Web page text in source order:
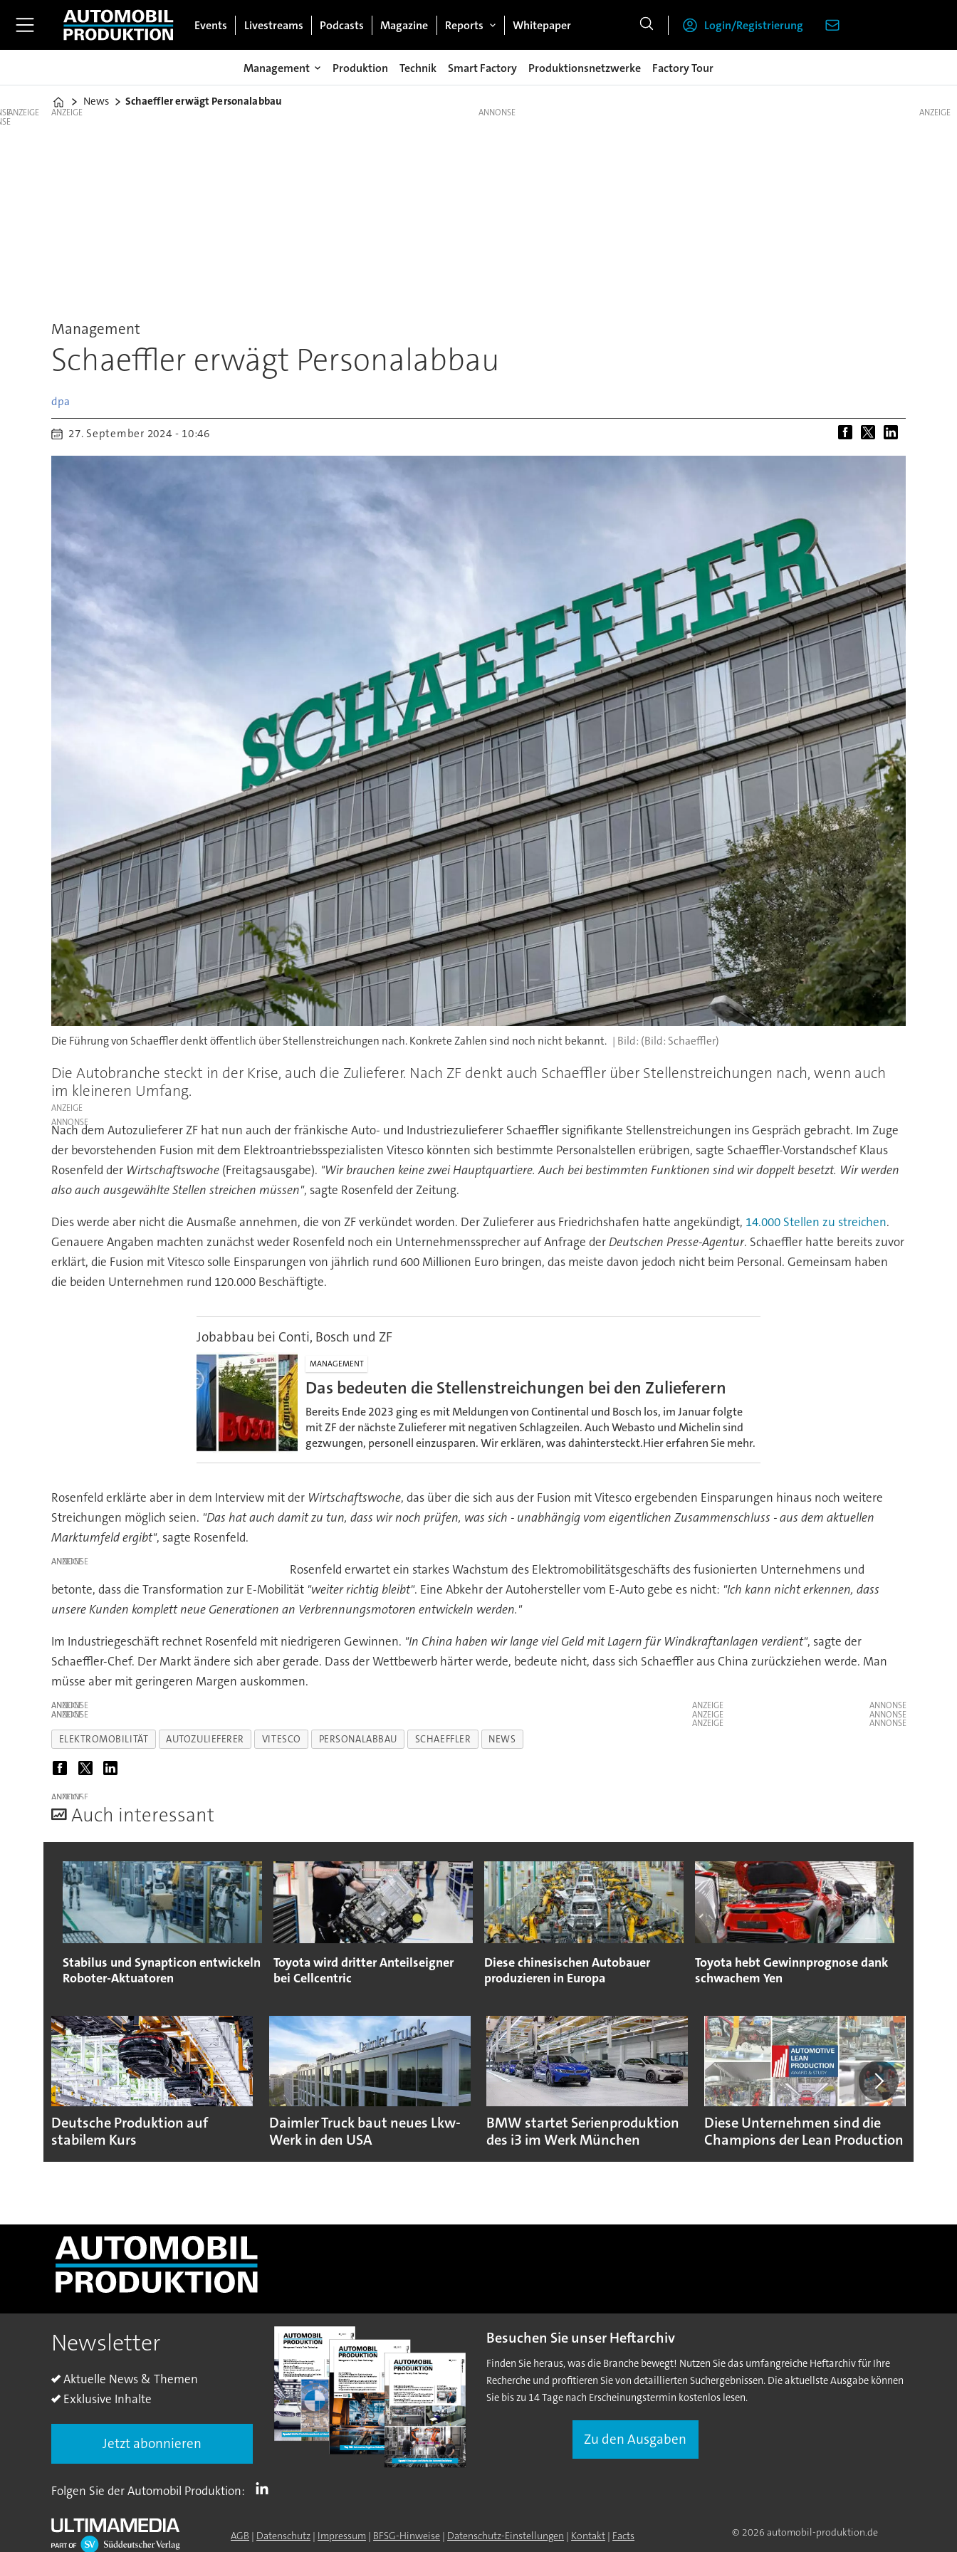
Events Livestreams Podcasts Magazine Reports Whitepaper Login/Registrierung
Management Produktion Technik Smart Factory Produktionsnetzwerke Factory Tour
Home
News Schaeffler erwägt Personalabbau
ANZEIGE ANZEIGE
Management
Schaeffler erwägt Personalabbau
dpa
27. September 2024 - 10:46
Die Führung von Schaeffler denkt öffentlich über Stellenstreichungen nach. Konkrete Zahlen sind noch nicht bekannt. (Bild: Schaeffler)
Die Autobranche steckt in der Krise, auch die Zulieferer. Nach ZF denkt auch Schaeffler über Stellenstreichungen nach, wenn auch
im kleineren Umfang.
ANZEIGE
Nach dem Autozulieferer ZF hat nun auch der fränkische Auto- und Industriezulieferer Schaeffler signifikante Stellenstreichungen ins Gespräch gebracht. Im Zuge
der bevorstehenden Fusion mit dem Elektroantriebsspezialisten Vitesco könnten sich bestimmte Personalstellen erübrigen, sagte Schaeffler-Vorstandschef Klaus
Rosenfeld der Wirtschaftswoche(Freitagsausgabe). "Wir brauchen keine zwei Hauptquartiere. Auch bei bestimmten Funktionen sind wir doppelt besetzt. Wir werden
also auch ausgewählte Stellen streichen müssen", sagte Rosenfeld der Zeitung.
Dies werde aber nicht die Ausmaße annehmen, die von ZF verkündet worden. Der Zulieferer aus Friedrichshafen hatte angekündigt, 14.000 Stellen zu streichen.
Genauere Angaben machten zunächst weder Rosenfeld noch ein Unternehmenssprecher auf Anfrage derDeutschen Presse-Agentur. Schaeffler hatte bereits zuvor
erklärt, die Fusion mit Vitesco solle Einsparungen von jährlich rund 600 Millionen Euro bringen, das meiste davon jedoch nicht beim Personal. Gemeinsam haben
die beiden Unternehmen rund 120.000 Beschäftigte.
Jobabbau bei Conti, Bosch und ZF
MANAGEMENT
Das bedeuten die Stellenstreichungen bei den Zulieferern
Bereits Ende 2023 ging es mit Meldungen von Continental und Bosch los, im Januar folgte
mit ZF der nächste Zulieferer mit negativen Schlagzeilen. Auch Webasto und Michelin sind
gezwungen, personell einzusparen. Wir erklären, was dahintersteckt.Hier erfahren Sie mehr.
Rosenfeld erklärte aber in dem Interview mit der Wirtschaftswoche, das über die sich aus der Fusion mit Vitesco ergebenden Einsparungen hinaus noch weitere
Streichungen möglich seien. "Das hat auch damit zu tun, dass wir noch prüfen, was sich - unabhängig vom eigentlichen Zusammenschluss - aus dem aktuellen
Marktumfeld ergibt", sagte Rosenfeld.
ANZEIGE
Rosenfeld erwartet ein starkes Wachstum des Elektromobilitätsgeschäfts des fusionierten Unternehmens und
betonte, dass die Transformation zur E-Mobilität "weiter richtig bleibt". Eine Abkehr der Autohersteller vom E-Auto gebe es nicht: "Ich kann nicht erkennen, dass
unsere Kunden komplett neue Generationen an Verbrennungsmotoren entwickeln werden."
Im Industriegeschäft rechnet Rosenfeld mit niedrigeren Gewinnen. "In China haben wir lange viel Geld mit Lagern für Windkraftanlagen verdient", sagte der
Schaeffler-Chef. Der Markt ändere sich aber gerade. Dass der Wettbewerb härter werde, bedeute nicht, dass sich Schaeffler aus China zurückziehen werde. Man
müsse aber mit geringeren Margen auskommen.
ANZEIGE
ANZEIGE
ANZEIGE
ANZEIGE
ANZEIGE
ELEKTROMOBILITÄT AUTOZULIEFERER VITESCO PERSONALABBAU SCHAEFFLER NEWS
ANZEIGE
Auch interessant
Stabilus und Synapticon entwickeln
Roboter-Aktuatoren
Toyota wird dritter Anteilseigner
bei Cellcentric
Diese chinesischen Autobauer
produzieren in Europa
Toyota hebt Gewinnprognose dank
schwachem Yen
Deutsche Produktion auf
stabilem Kurs
Daimler Truck baut neues Lkw-
Werk in den USA
BMW startet Serienproduktion
des i3 im Werk München
Diese Unternehmen sind die
Champions der Lean Production
ANZEIGE
Newsletter
Aktuelle News & Themen
Exklusive Inhalte
Jetzt abonnieren
Besuchen Sie unser Heftarchiv
Finden Sie heraus, was die Branche bewegt! Nutzen Sie das umfangreiche Heftarchiv für Ihre
Recherche und profitieren Sie von detaillierten Suchergebnissen. Die aktuellste Ausgabe können
Sie bis zu 14 Tage nach Erscheinungstermin kostenlos lesen.
Zu den Ausgaben
Folgen Sie der Automobil Produktion:
AGB | Datenschutz | Impressum | BFSG-Hinweise | Datenschutz-Einstellungen | Kontakt | Facts © 2026 automobil-produktion.de